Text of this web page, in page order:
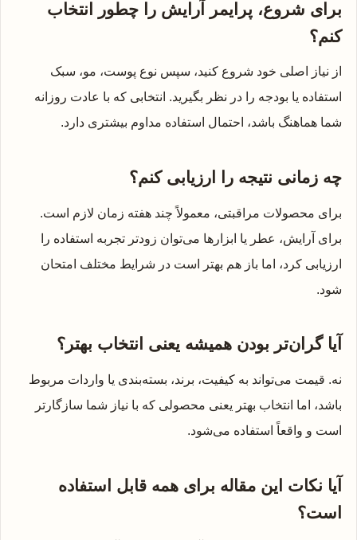
برای شروع، پرایمر آرایش را چطور انتخاب
کنم؟
از نیاز اصلی خود شروع کنید، سپس نوع پوست، مو، سبک
استفاده یا بودجه را در نظر بگیرید. انتخابی که با عادت روزانه
شما هماهنگ باشد، احتمال استفاده مداوم بیشتری دارد.
چه زمانی نتیجه را ارزیابی کنم؟
برای محصولات مراقبتی، معمولاً چند هفته زمان لازم است.
برای آرایش، عطر یا ابزارها می‌توان زودتر تجربه استفاده را
ارزیابی کرد، اما باز هم بهتر است در شرایط مختلف امتحان
شود.
آیا گران‌تر بودن همیشه یعنی انتخاب بهتر؟
نه. قیمت می‌تواند به کیفیت، برند، بسته‌بندی یا واردات مربوط
باشد، اما انتخاب بهتر یعنی محصولی که با نیاز شما سازگارتر
است و واقعاً استفاده می‌شود.
آیا نکات این مقاله برای همه قابل استفاده
است؟